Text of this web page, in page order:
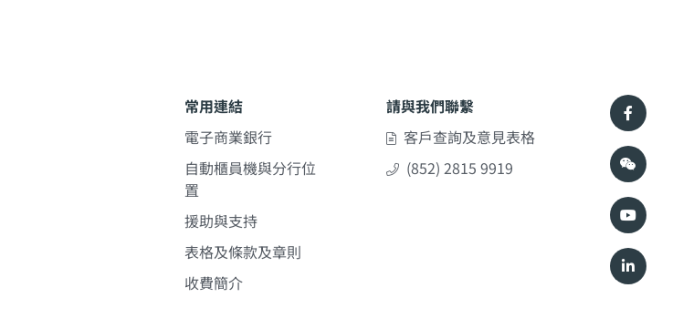
常用連結
電子商業銀行
自動櫃員機與分行位
置
援助與支持
表格及條款及章則
收費簡介
請與我們聯繫
客戶查詢及意見表格
(852) 2815 9919